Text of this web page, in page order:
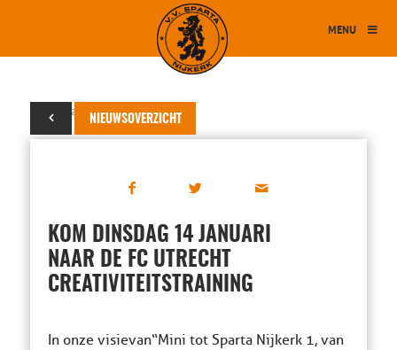
MENU
NIEUWSOVERZICHT
13 januari 2014
KOM DINSDAG 14 JANUARI
NAAR DE FC UTRECHT
CREATIVITEITSTRAINING
In onze visie van “Mini tot Sparta Nijkerk 1, van